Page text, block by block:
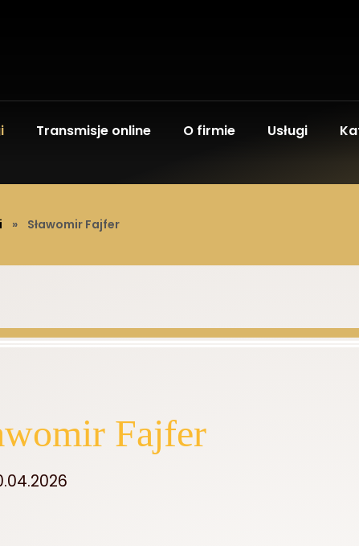
Transmisje online O firmie Usługi
» Sławomir Fajfer
Fajfer